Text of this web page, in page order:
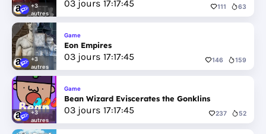
+3
autres
03 jours 17:17:44 111 63
+3
autres
Game
Eon Empires
03 jours 17:17:44 146 159
+3
autres
Game
Bean Wizard Eviscerates the Gonklins
03 jours 17:17:44 237 52